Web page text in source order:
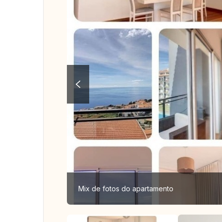
Mix de fotos do apartamento